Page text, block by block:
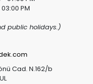
PM
public holidays.)
Cad. N.162/b